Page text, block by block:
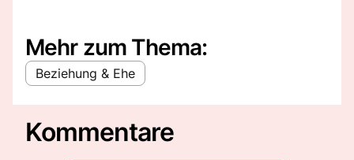
Mehr zum Thema:
Beziehung & Ehe
Kommentare